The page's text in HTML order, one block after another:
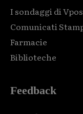
I sondaggi di
Comunicati
Farmacie
Biblioteche
Feedback